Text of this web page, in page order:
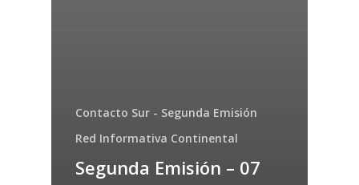
Contacto Sur - Segunda Emisión
Red Informativa Continental
Segunda Emisión – 07